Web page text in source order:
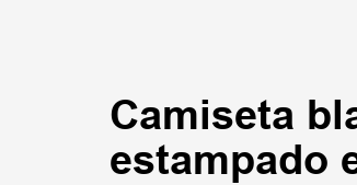
Camiseta
estampado